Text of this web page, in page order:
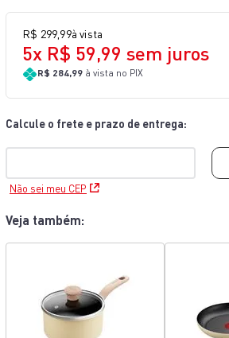
R$ 299 99à vista
5x R$ 59,99 sem juros
R$ 284,99 à vista no PIX
Não sei meu CEP
Veja também: